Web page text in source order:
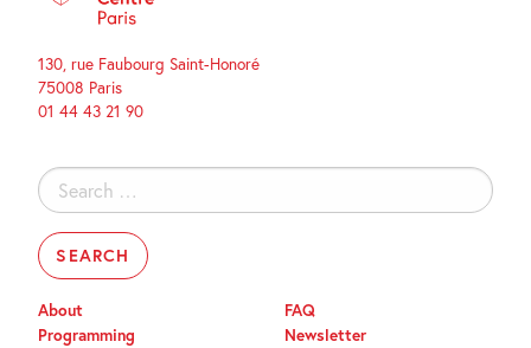
130, rue Faubourg Saint-Honoré
75008 Paris
01 44 43 21 90
Search
for:
About
Programming
FAQ
Newsletter